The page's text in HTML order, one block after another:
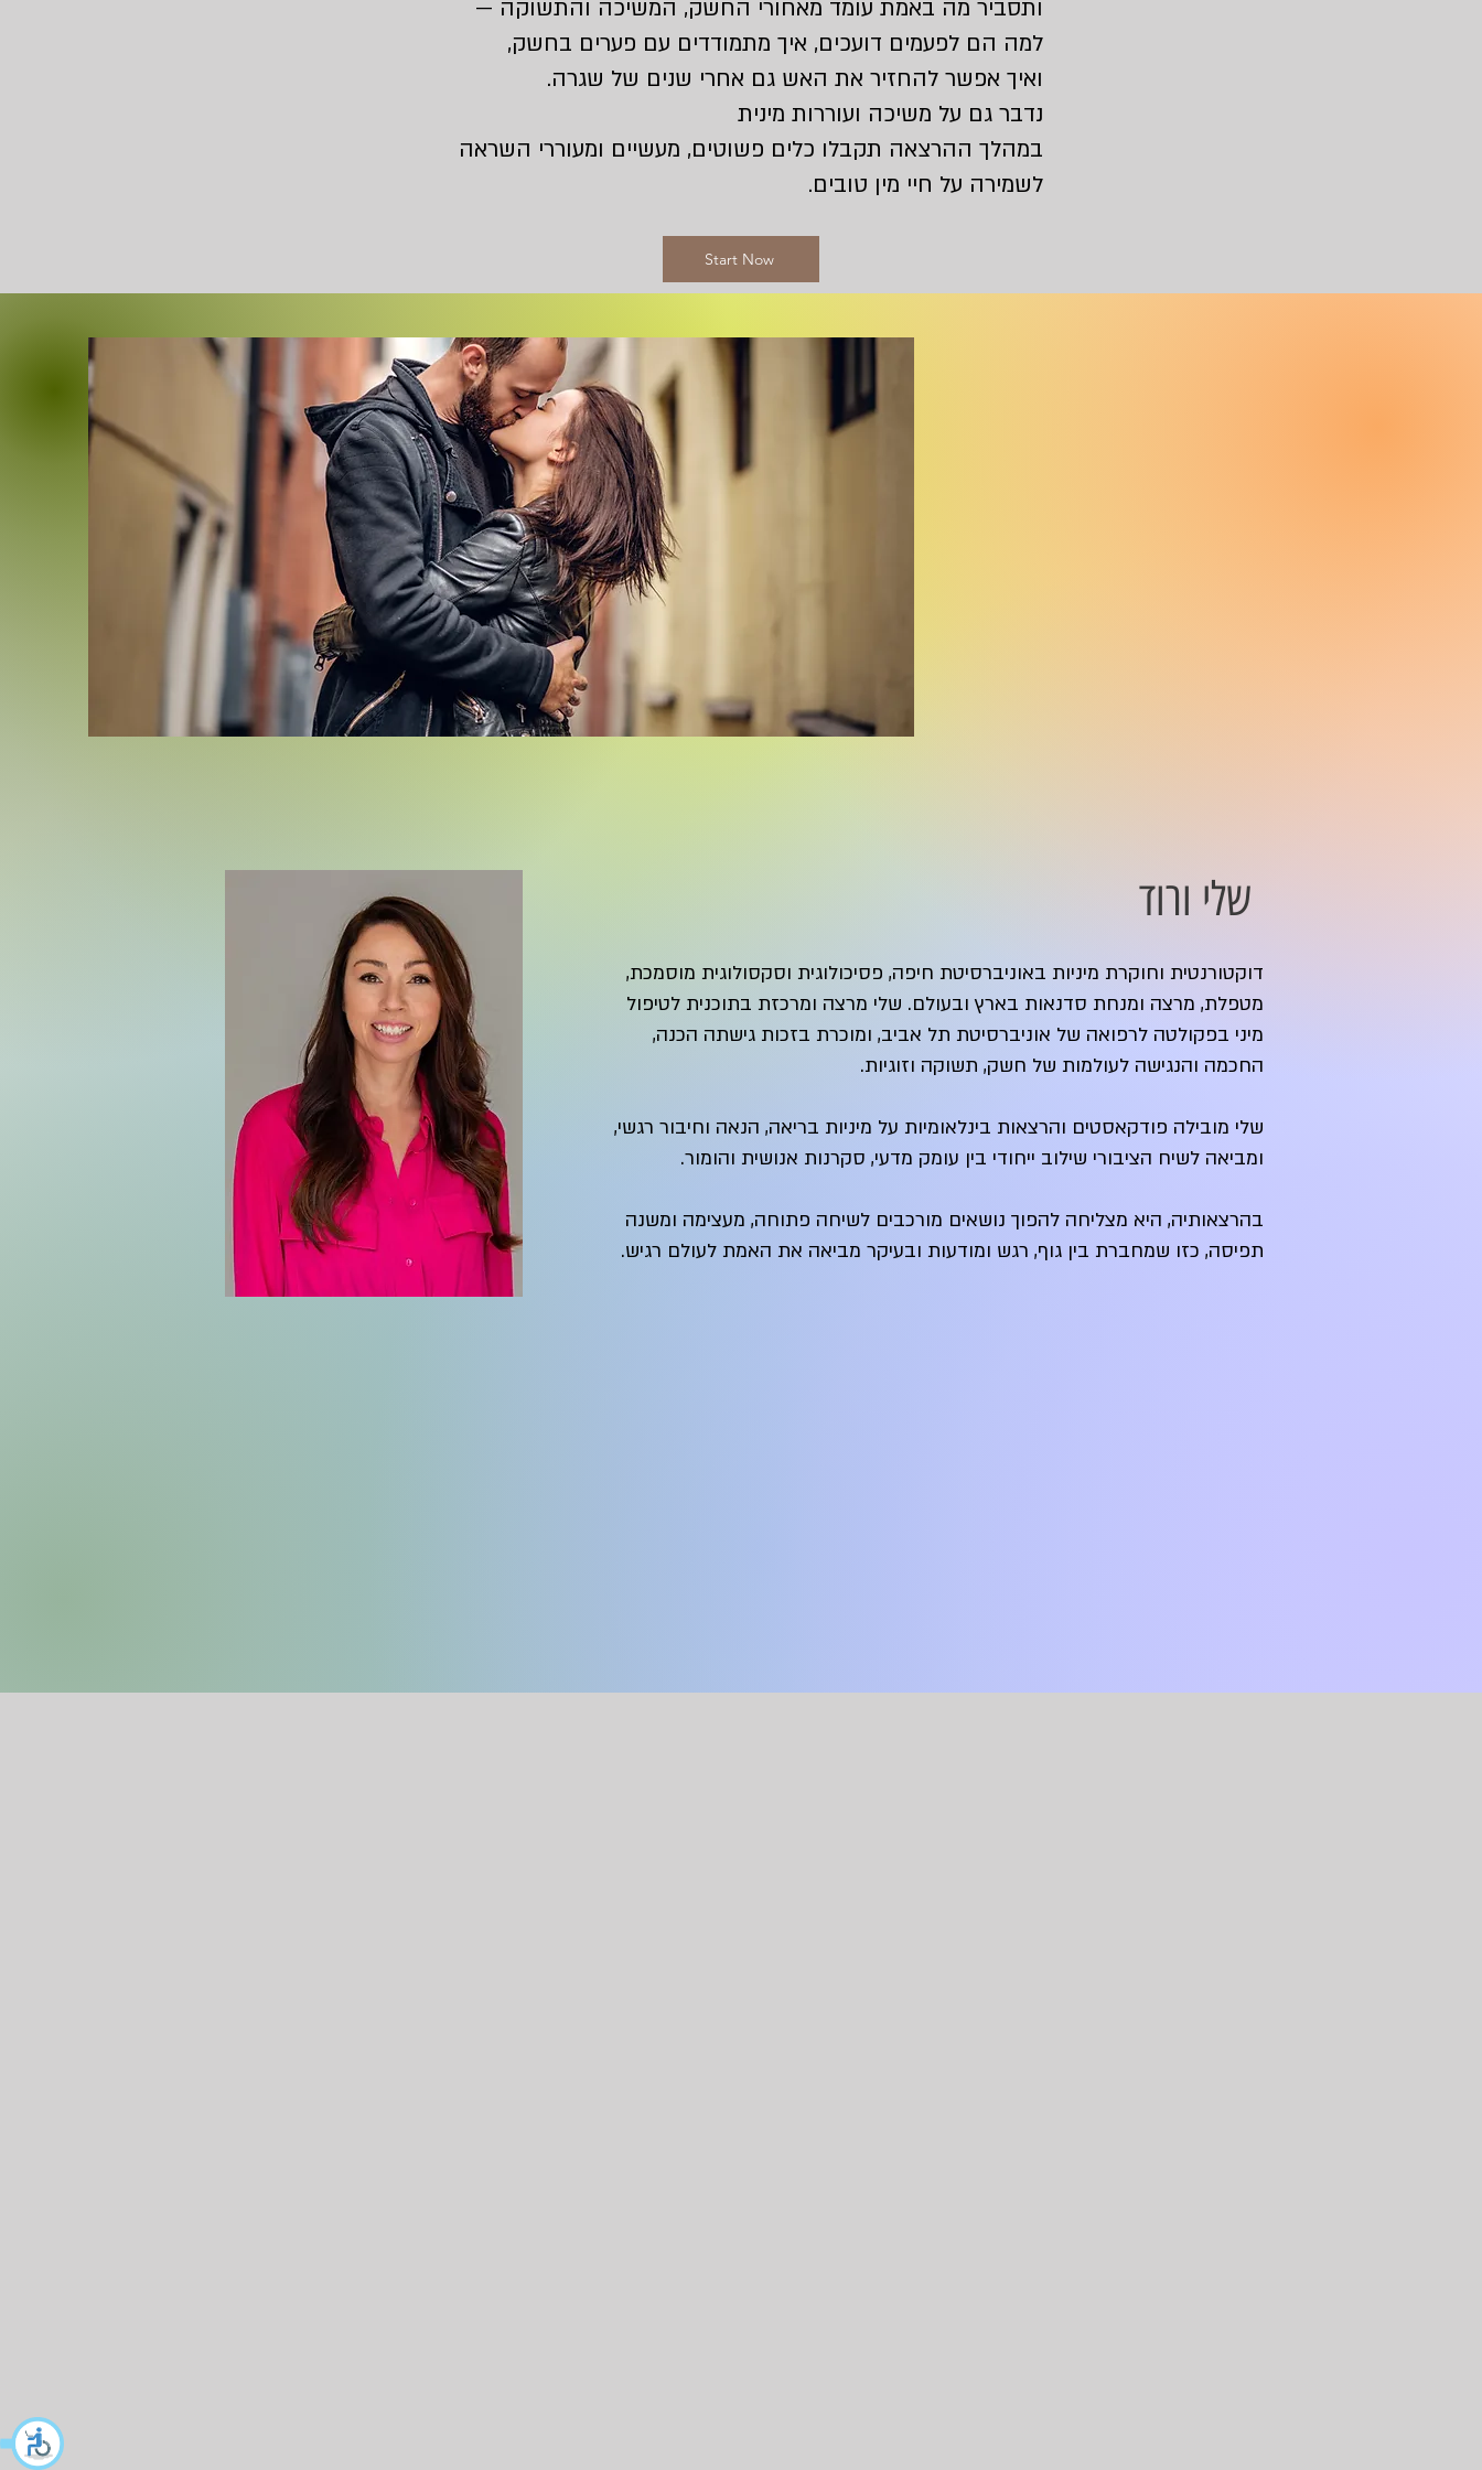
ותסביר מה באמת עומד מאחורי החשק, המשיכה והתשוקה —
למה הם לפעמים דועכים, איך מתמודדים עם פערים בחשק,
ואיך אפשר להחזיר את האש גם אחרי שנים של שגרה.
נדבר גם על משיכה ועוררות מינית
במהלך ההרצאה תקבלו כלים פשוטים, מעשיים ומעוררי השראה
לשמירה על חיי מין טובים.
Start Now
שלי ורוד
דוקטורנטית וחוקרת מיניות באוניברסיטת חיפה, פסיכולוגית וסקסולוגית מוסמכת,
מטפלת, מרצה ומנחת סדנאות בארץ ובעולם. שלי מרצה ומרכזת בתוכנית לטיפול
מיני בפקולטה לרפואה של אוניברסיטת תל אביב, ומוכרת בזכות גישתה הכנה,
החכמה והנגישה לעולמות של חשק, תשוקה וזוגיות.
שלי מובילה פודקאסטים והרצאות בינלאומיות על מיניות בריאה, הנאה וחיבור רגשי,
ומביאה לשיח הציבורי שילוב ייחודי בין עומק מדעי, סקרנות אנושית והומור.
בהרצאותיה, היא מצליחה להפוך נושאים מורכבים לשיחה פתוחה, מעצימה ומשנה
תפיסה, כזו שמחברת בין גוף, רגש ומודעות ובעיקר מביאה את האמת לעולם רגיש.